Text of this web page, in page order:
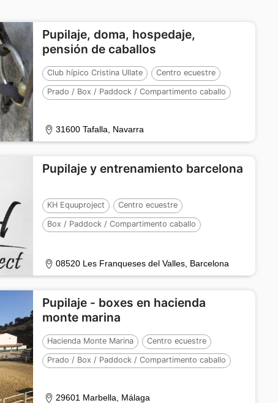
Pupilaje, doma, hospedaje,
pensión de caballos
Club hípico Cristina Ullate Centro ecuestre
Prado / Box / Paddock / Compartimento caballo
31600 Tafalla, Navarra
Pupilaje y entrenamiento barcelona
KH Equuproject Centro ecuestre
Box / Paddock / Compartimento caballo
08520 Les Franqueses del Valles, Barcelona
Pupilaje - boxes en hacienda
monte marina
Hacienda Monte Marina Centro ecuestre
Prado / Box / Paddock / Compartimento caballo
29601 Marbella, Málaga